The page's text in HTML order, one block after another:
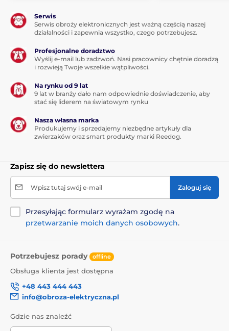
Serwis
Serwis obroży elektronicznych jest ważną częścią naszej
działalności i zapewnia wszystko, czego potrzebujesz.
Profesjonalne doradztwo
Wyślij e-mail lub zadzwoń. Nasi pracownicy chętnie doradzą
i rozwieją Twoje wszelkie wątpliwości.
Na rynku od 9 lat
9 lat w branży dało nam odpowiednie doświadczenie, aby
stać się liderem na światowym rynku
Nasza własna marka
Produkujemy i sprzedajemy niezbędne artykuły dla
zwierzaków oraz smart produkty marki Reedog.
Zapisz się do newslettera
Wpisz tutaj swój e-mail Zaloguj się
Przesyłając formularz wyrażam zgodę na
przetwarzanie moich danych osobowych.
Potrzebujesz porady offline
Obsługa klienta jest dostępna
+48 443 444 443
info@obroza-elektryczna.pl
Gdzie nas znaleźć